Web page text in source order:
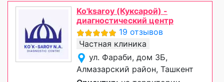
Ko'ksaroy (Куксарой) -
диагностический центр
19 отзывов
Частная клиника
ул. Фараби, дом 3Б,
Алмазарский район, Ташкент